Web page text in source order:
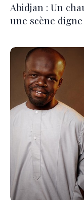
Abidjan : Un
une scène